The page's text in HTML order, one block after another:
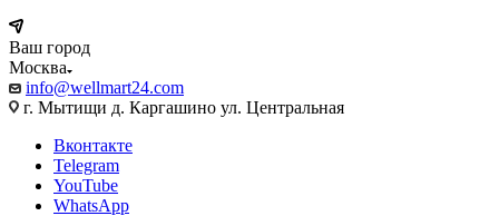
Ваш город
Москва
info@wellmart24.com
г. Мытищи д. Каргашино ул. Центральная
Вконтакте
Telegram
YouTube
WhatsApp